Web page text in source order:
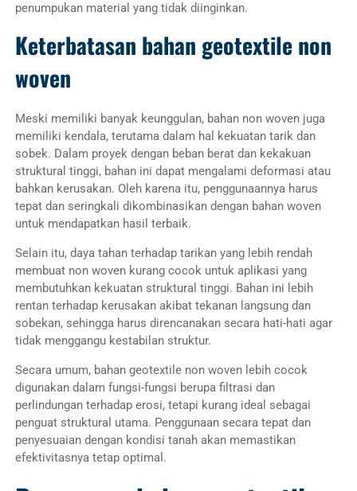
penumpukan material yang tidak diinginkan.
Keterbatasan bahan geotextile non
woven
Meski memiliki banyak keunggulan, bahan non woven juga
memiliki kendala, terutama dalam hal kekuatan tarik dan
sobek. Dalam proyek dengan beban berat dan kekakuan
struktural tinggi, bahan ini dapat mengalami deformasi atau
bahkan kerusakan. Oleh karena itu, penggunaannya harus
tepat dan seringkali dikombinasikan dengan bahan woven
untuk mendapatkan hasil terbaik.
Selain itu, daya tahan terhadap tarikan yang lebih rendah
membuat non woven kurang cocok untuk aplikasi yang
membutuhkan kekuatan struktural tinggi. Bahan ini lebih
rentan terhadap kerusakan akibat tekanan langsung dan
sobekan, sehingga harus direncanakan secara hati-hati agar
tidak menggangu kestabilan struktur.
Secara umum, bahan geotextile non woven lebih cocok
digunakan dalam fungsi-fungsi berupa filtrasi dan
perlindungan terhadap erosi, tetapi kurang ideal sebagai
penguat struktural utama. Penggunaan secara tepat dan
penyesuaian dengan kondisi tanah akan memastikan
efektivitasnya tetap optimal.